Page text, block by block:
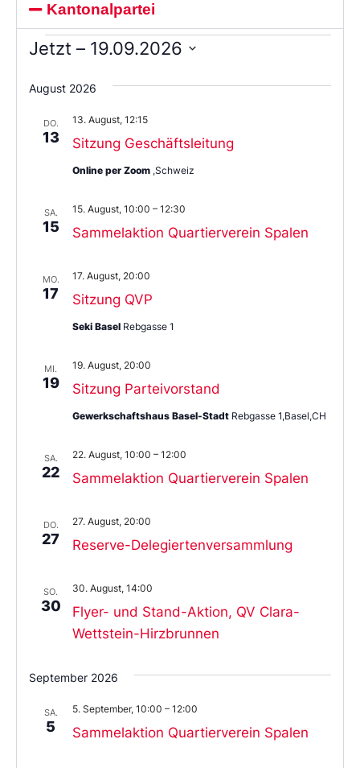
Kantonalpartei
Jetzt – 19.09.2026
Sie
das
aus.
August 2026
DO.
13 Sitzung Geschäftsleitung
13. August, 12:15
Online per Zoom ,Schweiz
SA.
15 Sammelaktion Quartierverein Spalen
15. August, 10:00 – 12:30
MO.
17 Sitzung QVP
17. August, 20:00
Seki Basel Rebgasse 1
MI.
19 Sitzung Parteivorstand
19. August, 20:00
Gewerkschaftshaus Basel-Stadt Rebgasse 1,Basel,CH
SA.
22 Sammelaktion Quartierverein Spalen
22. August, 10:00 – 12:00
DO.
27 Reserve-Delegiertenversammlung
27. August, 20:00
SO.
30
Flyer- und Stand-Aktion, QV Clara-
Wettstein-Hirzbrunnen
30. August, 14:00
September 2026
SA.
5 Sammelaktion Quartierverein Spalen
5. September, 10:00 – 12:00